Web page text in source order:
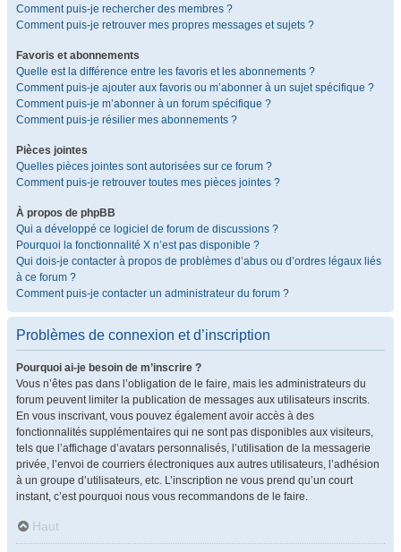
Comment puis-je rechercher des membres ?
Comment puis-je retrouver mes propres messages et sujets ?
Favoris et abonnements
Quelle est la différence entre les favoris et les abonnements ?
Comment puis-je ajouter aux favoris ou m’abonner à un sujet spécifique ?
Comment puis-je m’abonner à un forum spécifique ?
Comment puis-je résilier mes abonnements ?
Pièces jointes
Quelles pièces jointes sont autorisées sur ce forum ?
Comment puis-je retrouver toutes mes pièces jointes ?
À propos de phpBB
Qui a développé ce logiciel de forum de discussions ?
Pourquoi la fonctionnalité X n’est pas disponible ?
Qui dois-je contacter à propos de problèmes d’abus ou d’ordres légaux liés
à ce forum ?
Comment puis-je contacter un administrateur du forum ?
Problèmes de connexion et d’inscription
Pourquoi ai-je besoin de m’inscrire ?
Vous n’êtes pas dans l’obligation de le faire, mais les administrateurs du
forum peuvent limiter la publication de messages aux utilisateurs inscrits.
En vous inscrivant, vous pouvez également avoir accès à des
fonctionnalités supplémentaires qui ne sont pas disponibles aux visiteurs,
tels que l’affichage d’avatars personnalisés, l’utilisation de la messagerie
privée, l’envoi de courriers électroniques aux autres utilisateurs, l’adhésion
à un groupe d’utilisateurs, etc. L’inscription ne vous prend qu’un court
instant, c’est pourquoi nous vous recommandons de le faire.
Haut